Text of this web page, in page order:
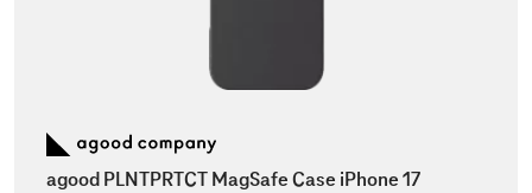
agood PLNTPRTCT MagSafe Case iPhone 17